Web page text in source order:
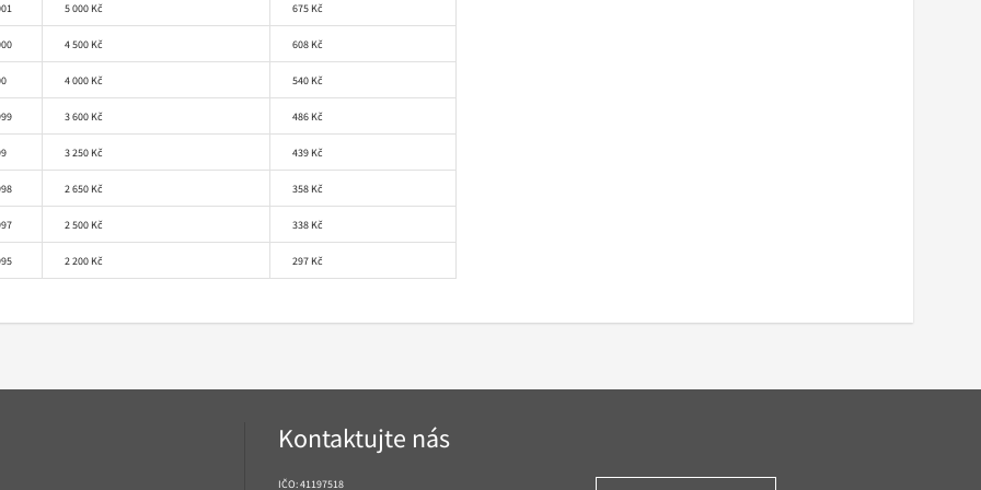
5 000 Kč 675 Kč
4 500 Kč 608 Kč
4 000 Kč 540 Kč
3 600 Kč 486 Kč
3 250 Kč 439 Kč
2 650 Kč 358 Kč
2 500 Kč 338 Kč
2 200 Kč 297 Kč
Kontaktujte nás
IČO: 41197518